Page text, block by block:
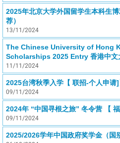
2025年北京大学外国留学生本科生
荐）
13/11/2024
The Chinese University of Hong
Scholarships 2025 Entry 香港中文
11/11/2024
2025台湾秋季入学【 联招-个人申请
09/11/2024
2024年 “中国寻根之旅” 冬令营 【 福
09/11/2024
2025/2026学年中国政府奖学金（国